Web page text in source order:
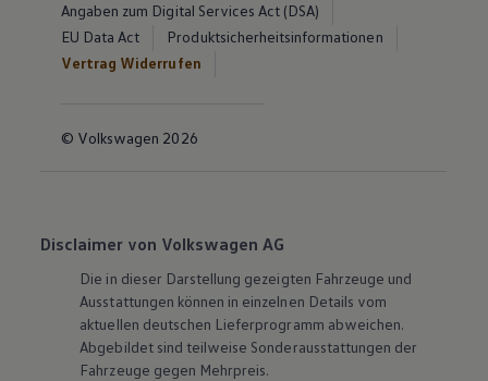
Angaben zum Digital Services Act (DSA)
EU Data Act
Produktsicherheitsinformationen
Vertrag Widerrufen
© Volkswagen 2026
Disclaimer von Volkswagen AG
Die in dieser Darstellung gezeigten Fahrzeuge und
Ausstattungen können in einzelnen Details vom
aktuellen deutschen Lieferprogramm abweichen.
Abgebildet sind teilweise Sonderausstattungen der
Fahrzeuge gegen Mehrpreis.